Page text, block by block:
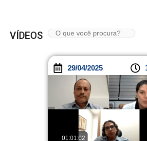
VÍDEOS
29/04/2025
01:01:02